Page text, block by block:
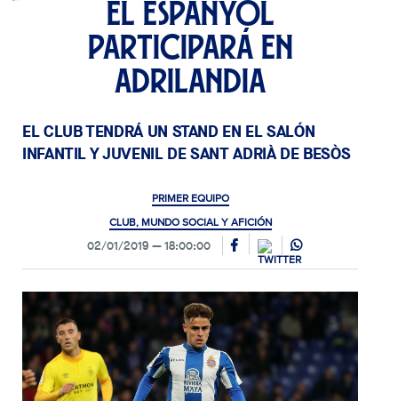
El Espanyol
participará en
Adrilandia
EL CLUB TENDRÁ UN STAND EN EL SALÓN
INFANTIL Y JUVENIL DE SANT ADRIÀ DE BESÒS
PRIMER EQUIPO
CLUB, MUNDO SOCIAL Y AFICIÓN
02/01/2019 18:00:00